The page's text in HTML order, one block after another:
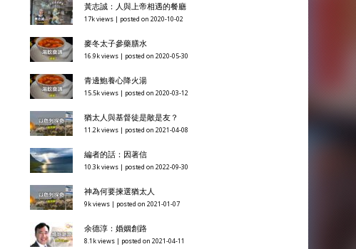
黃志誠：人與上帝相遇的餐廳
17k views posted on 2020-10-02
麥冬太子參藥膳水
16.9k views posted on 2020-05-30
青邊鮑養心降火湯
15.5k views posted on 2020-03-12
猶太人與基督徒是敵是友？
11.2k views posted on 2021-04-08
編者的話：因著信
10.3k views posted on 2022-09-30
神為何要揀選猶太人
9k views posted on 2021-01-07
余德淳：婚姻創路
8.1k views posted on 2021-04-11